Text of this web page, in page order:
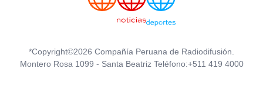
*Copyright©2026 Compañía Peruana de Radiodifusión.
Montero Rosa 1099 - Santa Beatriz Teléfono:+511 419 4000